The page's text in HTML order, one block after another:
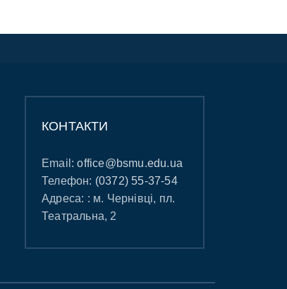
КОНТАКТИ
Email:office@bsmu.edu.ua
Телефон: (0372) 55-37-54
Адреса: : м. Чернівці, пл.
Театральна, 2